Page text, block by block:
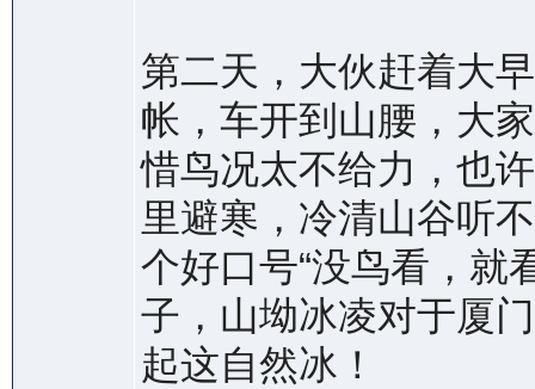
第二天，大伙赶着大
帐，车开到山腰，大
惜鸟况太不给力，也
里避寒，冷清山谷听
个好口号“没鸟看，就
子，山坳冰凌对于厦
起这自然冰！